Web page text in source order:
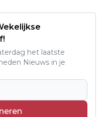
het laatste
Nieuws in je